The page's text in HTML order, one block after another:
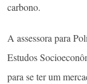
carbono.
A assessora para
Estudos
para se ter um